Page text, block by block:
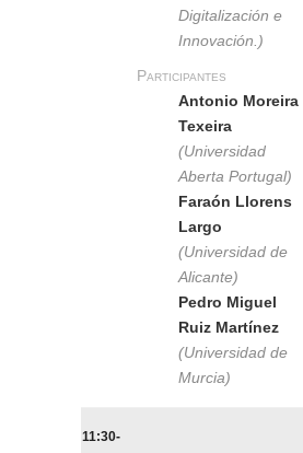
Digitalización e
Innovación.)
Participantes
Antonio Moreira
Texeira
(Universidad
Aberta Portugal)
Faraón Llorens
Largo
(Universidad de
Alicante)
Pedro Miguel
Ruiz Martínez
(Universidad de
Murcia)
11:30-